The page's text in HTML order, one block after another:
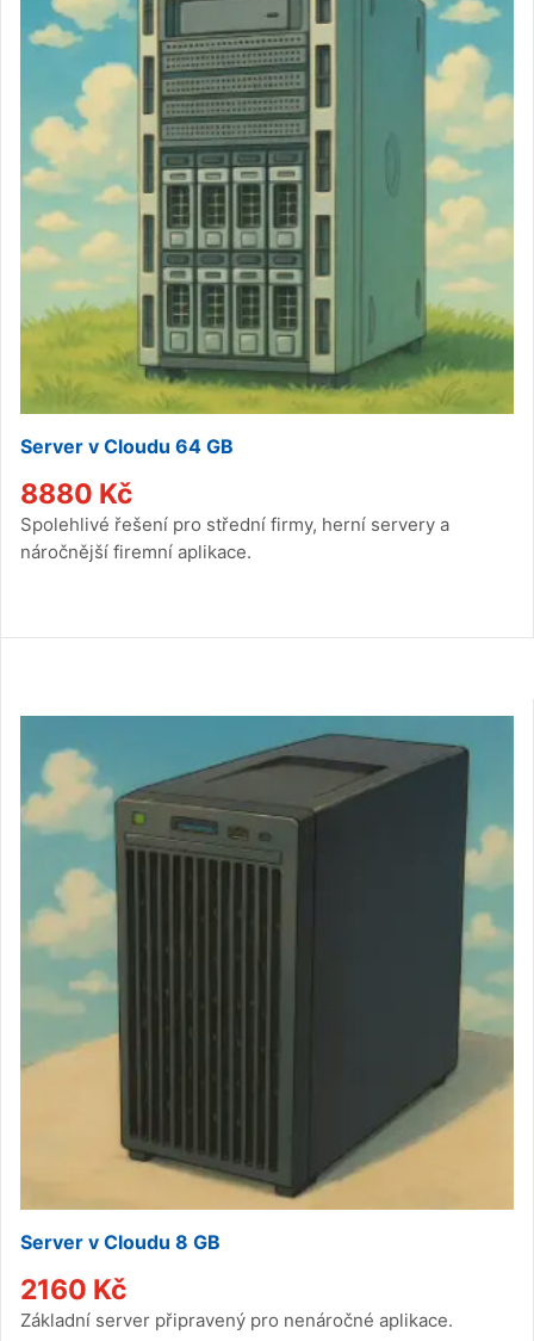
Server v Cloudu 64 GB
8880 Kč
Spolehlivé řešení pro střední firmy, herní servery a
náročnější firemní aplikace.
Server v Cloudu 8 GB
2160 Kč
Základní server připravený pro nenáročné aplikace.